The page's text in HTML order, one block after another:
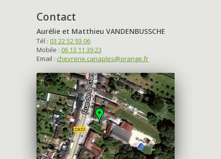
Contact
Aurélie et Matthieu VANDENBUSSCHE
Tél : 03 22 52 93 06
Mobile : 06 13 11 39 23
Email : chevrerie.canaples@orange.fr